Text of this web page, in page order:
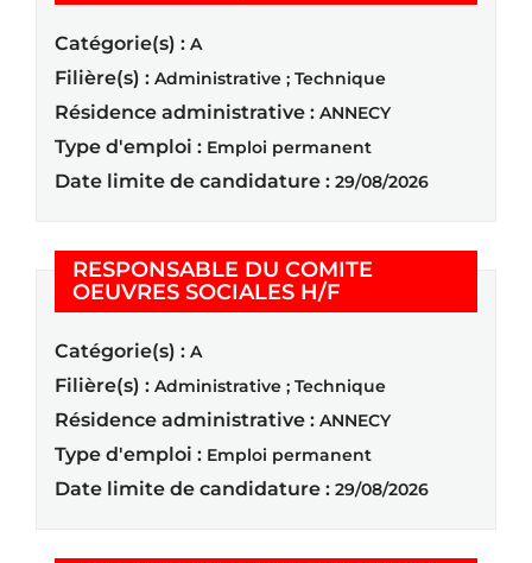
Catégorie(s) : A
Filière(s) : Administrative ; Technique
Résidence administrative : ANNECY
Type d'emploi : Emploi permanent
Date limite de candidature : 29/08/2026
RESPONSABLE DU COMITE
OEUVRES SOCIALES H/F(Nouvelle
Catégorie(s) : A
Filière(s) : Administrative ; Technique
Résidence administrative : ANNECY
Type d'emploi : Emploi permanent
Date limite de candidature : 29/08/2026